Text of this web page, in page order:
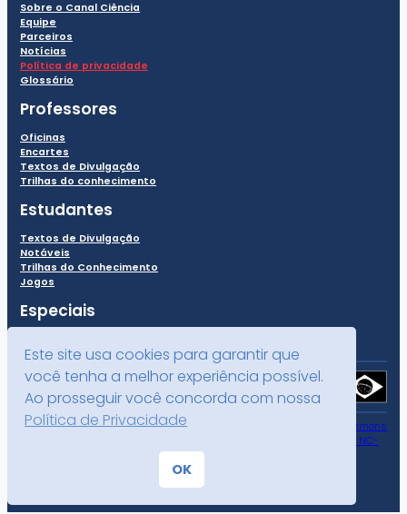
Sobre o Canal Ciência
Equipe
Parceiros
Notícias
Política de privacidade
Glossário
Professores
Oficinas
Encartes
Textos de Divulgação
Trilhas do conhecimento
Estudantes
Textos de Divulgação
Notáveis
Trilhas do Conhecimento
Jogos
Especiais
Todo o conteúdo deste site está publicado sob a licença
Creative Commons
Atribuição-NãoComercial-CompartilhaIgual 4.0 Internacional (CC BY-NC-
Este site usa cookies para garantir que
você tenha a melhor experiência possível.
Ao prosseguir você concorda com nossa
Política de Privacidade
OK